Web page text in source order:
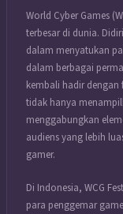
World Cyber Games
terbesar di dunia.
dalam menyatukan
dalam berbagai
kembali hadir dengan
tidak hanya
menggabungkan
audiens yang lebih
gamer.
Di Indonesia, WCG
para penggemar